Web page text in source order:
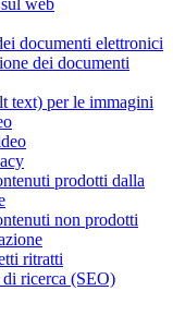
documenti elettronici
dei documenti
text) per le immagini
prodotti dalla
non prodotti
ritratti
ricerca (SEO)